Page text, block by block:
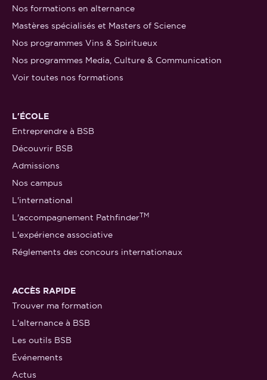
Nos formations en alternance
Mastères spécialisés et Masters of Science
Nos programmes Vins & Spiritueux
Nos programmes Media, Culture & Communication
Voir toutes nos formations
L'ÉCOLE
Entreprendre à BSB
Découvrir BSB
Admissions
Nos campus
L'international
L'accompagnement PathfinderTM
L'expérience associative
Réglements des concours internationaux
ACCÈS RAPIDE
Trouver ma formation
L'alternance à BSB
Les outils BSB
Événements
Actus